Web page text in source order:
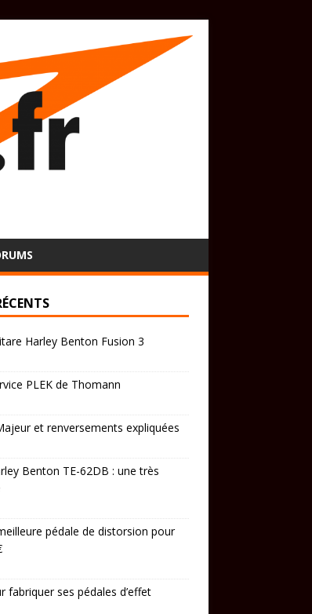
Harley Benton Fusion 3
PLEK de Thomann
et renversements expliquées
Benton TE-62DB : une très
pédale de distorsion pour
fabriquer ses pédales d’effet